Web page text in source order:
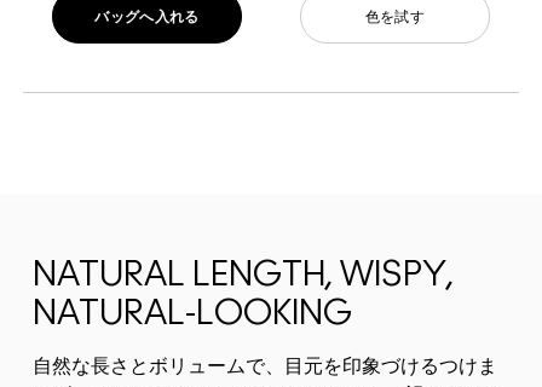
色を試す
バッグへ入れる
NATURAL LENGTH, WISPY,
NATURAL-LOOKING
自然な長さとボリュームで、目元を印象づけるつけま